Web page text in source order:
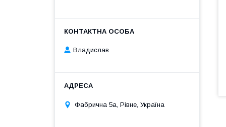
Владислав
Фабрична 5а, Рівне, Україна